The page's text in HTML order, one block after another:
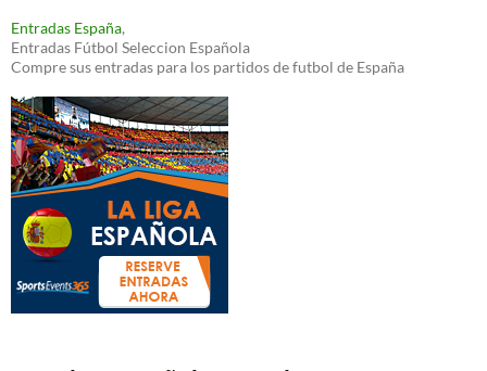
Entradas España,
Entradas Fútbol Seleccion Española
Compre sus entradas para los partidos de futbol de España